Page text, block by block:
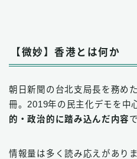
【微妙】香港とは何か
朝日新聞の台北支局長を務め
冊。2019年の民主化デモを中
的・政治的に踏み込んだ内容
情報量は多く読み応えがあり